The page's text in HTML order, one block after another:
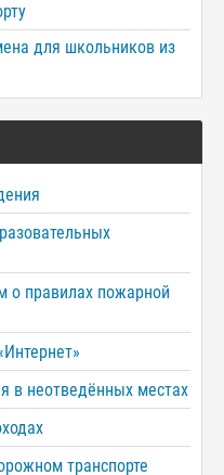
для школьников из
о правилах пожарной
в неотведённых местах
транспорте